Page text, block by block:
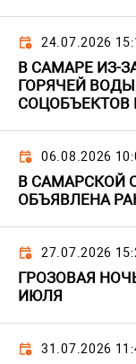
24.07.2026
В САМАРЕ ИЗ-
ГОРЯЧЕЙ
СОЦОБЪЕКТОВ
06.08.2026
В САМАРСКОЙ
ОБЪЯВЛЕНА
27.07.2026
ГРОЗОВАЯ
ИЮЛЯ
31.07.2026